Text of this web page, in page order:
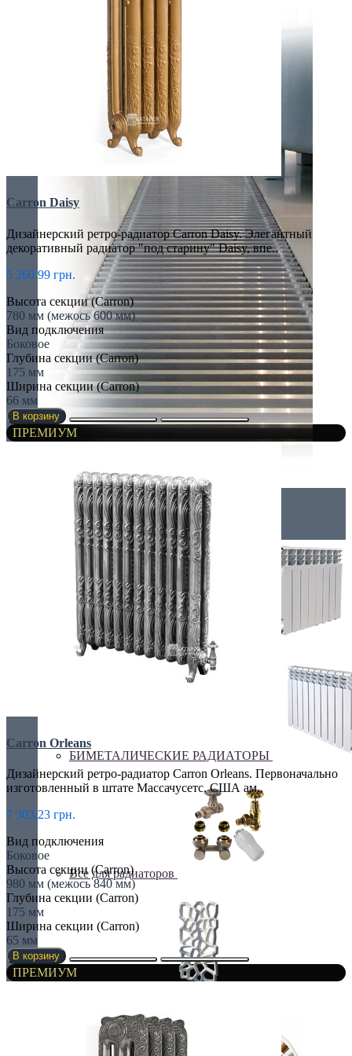
Радиаторы
АЛЮМИНИЕВЫЕ РАДИАТОРЫ
БИМЕТАЛИЧЕСКИЕ РАДИАТОРЫ
Все для радиаторов
Carron Daisy
Дизайнерский ретро-радиатор Carron Daisy. Элегантный
декоративный радиатор "под старину" Daisy, впе..
5 260.99 грн.
Высота секции (Carron)
780 мм (межось 600 мм)
Вид подключения
Боковое
Глубина секции (Carron)
175 мм
Ширина секции (Carron)
66 мм
В корзину
ПРЕМИУМ
Carron Orleans
Дизайнерский ретро-радиатор Carron Orleans. Первоначально
изготовленный в штате Массачусетс, США ам..
7 303.23 грн.
Вид подключения
Боковое
Высота секции (Carron)
980 мм (межось 840 мм)
Глубина секции (Carron)
175 мм
Ширина секции (Carron)
65 мм
В корзину
ПРЕМИУМ